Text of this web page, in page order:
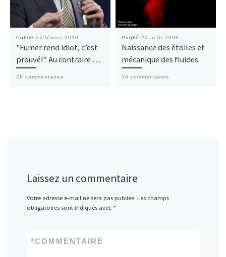
Publié 27 février 2010
"Fumer rend idiot, c’est
prouvé!". Au contraire …
28 commentaires
Publié 22 août 2008
Naissance des étoiles et
mécanique des fluides
16 commentaires
Laissez un commentaire
Votre adresse e-mail ne sera pas publiée. Les champs
obligatoires sont indiqués avec *
COMMENTAIRE
*